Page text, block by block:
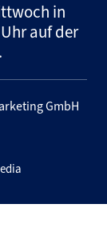
in
auf der
GmbH